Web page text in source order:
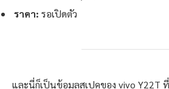
ราคา: รอเปิดตัว
และนี่ก็เป็นข้อมูลสเปคของ vivo Y22T